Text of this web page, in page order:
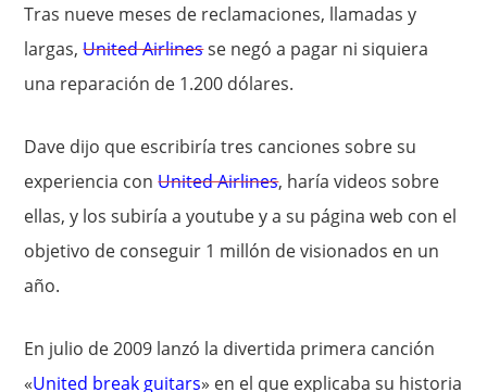
Tras nueve meses de reclamaciones, llamadas y
largas,United Airlinesse negó a pagar ni siquiera
una reparación de 1.200 dólares.
Dave dijo que escribiría tres canciones sobre su
experiencia conUnited Airlines, haría videos sobre
ellas, y los subiría a youtube y a su página web con el
objetivo de conseguir 1 millón de visionados en un
año.
En julio de 2009 lanzó la divertida primera canción
«United break guitars» en el que explicaba su historia